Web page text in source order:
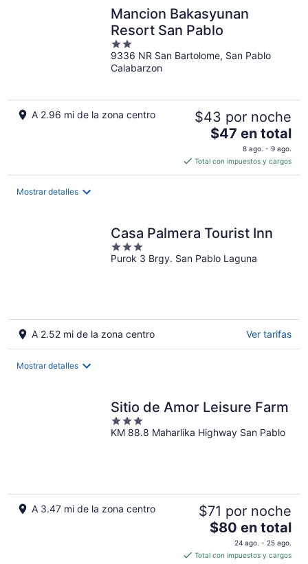
por
noche
Mancion Bakasyunan
Resort San Pablo
2
out
of
9336 NR San Bartolome, San Pablo
Calabarzon
A 2.96 mi de la zona centro $43 por noche
El
es
de
por
noche
$47 en total
8 ago. - 9 ago.
Total con impuestos y cargos
Mostrar detalles
Casa Palmera Tourist Inn
3
out
Purok 3 Brgy. San Pablo Laguna
A 2.52 mi de la zona centro Ver tarifas
Mostrar detalles
Sitio de Amor Leisure Farm
3
out
KM 88.8 Maharlika Highway San Pablo
A 3.47 mi de la zona centro $71 por noche
El
precio
es
$80 en total
24 ago. - 25 ago.
Total con impuestos y cargos